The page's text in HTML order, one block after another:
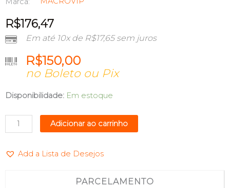
R$176,47
Em até 10x de R$17,65sem juros
R$150,00
no Boleto ou Pix
Disponibilidade: Em estoque
MEMORIA
8GB
DDR3
MACROVIP
Adicionar ao carrinho
Add a Lista de Desejos
PARCELAMENTO